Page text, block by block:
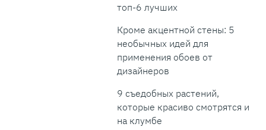
топ-6 лучших
Кроме акцентной стены: 5
необычных идей для
применения обоев от
дизайнеров
9 съедобных растений,
которые красиво смотрятся и
на клумбе